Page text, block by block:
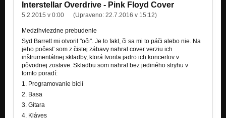
Interstellar Overdrive - Pink Floyd Cover
5.2.2015 v 0:00 (Upraveno: 22.7.2016 v 15:12)
Medzihviezdne prebudenie
Syd Barrett mi otvoril "oči". Je to fakt, či sa mi to páči alebo nie. Na
jeho počesť som z čistej zábavy nahral cover verziu ich
inštrumentálnej skladby, ktorá tvorila jadro ich koncertov v
pôvodnej zostave. Skladbu som nahral bez jediného stryhu v
tomto poradí:
1. Programovanie bicií
2. Basa
3. Gitara
4. Kláves